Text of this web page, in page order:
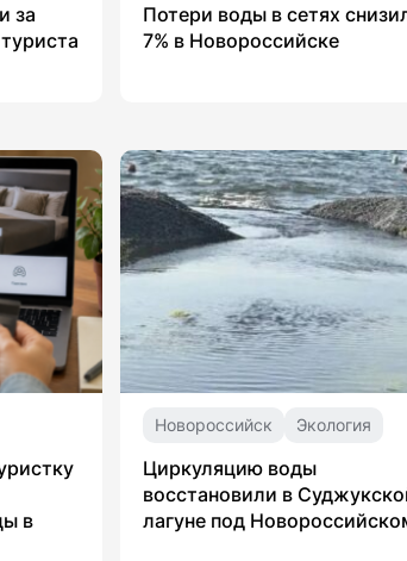
за
Потери воды в сетях
7% в Новороссийске
в
Новороссийск Экология
Циркуляцию воды
восстановили в
лагуне под